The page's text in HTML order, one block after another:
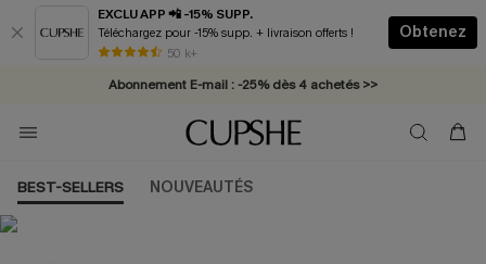
EXCLU APP 📲 -15% SUPP.
Téléchargez pour -15% supp. + livraison offerts !
50 k+
Obtenez
* Livraison éclair 2-3 jours ouvrés >>
Abonnement E-mail : -25% dès 4 achetés >>
BEST-SELLERS NOUVEAUTÉS